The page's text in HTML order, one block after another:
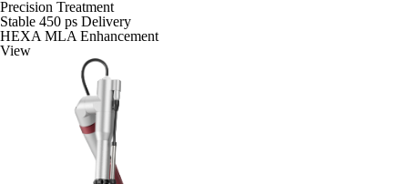
Precision Treatment
Stable 450 ps Delivery
HEXA MLA Enhancement
View